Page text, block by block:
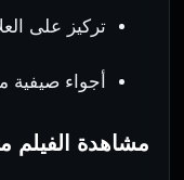
تركيز على
أجواء صيفية
مشاهدة الفيلم